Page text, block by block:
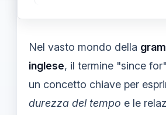
Nel vasto mondo della
inglese, il termine "since
un concetto chiave per
durezza del tempo e le